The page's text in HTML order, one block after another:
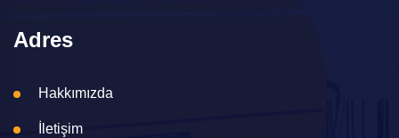
Adres
Hakkımızda
İletişim